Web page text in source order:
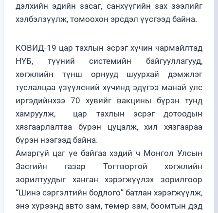
дэлхийн эдийн засаг, санхүүгийн зах зээлийг
хэлбэлзүүлж, томоохон эрсдэл үүсгээд байна.
КОВИД-19 цар тахлын эсрэг хүчин чармайлтад
НҮБ, түүний системийн байгууллагууд,
хөгжлийн түнш орнууд шуурхай дэмжлэг
туслалцаа үзүүлсний хүчинд эдүгээ манай улс
иргэдийнхээ 70 хувийг вакцины бүрэн тунд
хамруулж, цар тахлын эсрэг дотоодын
хязгаарлалтаа бүрэн цуцалж, хил хязгаараа
бүрэн нээгээд байна.
Амаргүй цаг үе байгаа хэдий ч Монгол Улсын
Засгийн газар Тогтвортой хөгжлийн
зорилтуудыг ханган хэрэгжүүлэх зорилгоор
“Шинэ сэргэлтийн бодлого” батлан хэрэгжүүлж,
энэ хүрээнд авто зам, төмөр зам, боомтын дэд